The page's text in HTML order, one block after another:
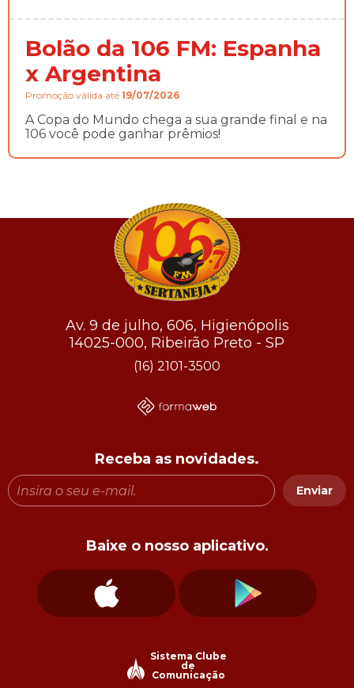
Bolão da 106 FM: Espanha
x Argentina
Promoção válida até 19/07/2026
A Copa do Mundo chega a sua grande final e na
106 você pode ganhar prêmios!
Av. 9 de julho, 606, Higienópolis
14025-000, Ribeirão Preto - SP
(16) 2101-3500
Receba as novidades.
Enviar
Baixe o nosso aplicativo.
Sistema Clube
de
Comunicação